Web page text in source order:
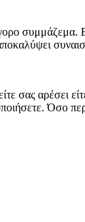
συμμάζεμα.
σας αρέσει
Όσο